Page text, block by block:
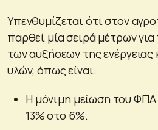
Υπενθυμίζεται ότι στον
παρθεί μία σειρά μέτρων
των αυξήσεων της
υλών, όπως είναι:
H μόνιμη μείωση του
13% στο 6%.